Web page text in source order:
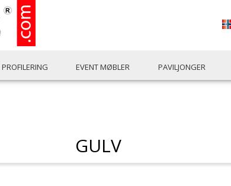
PROFILERING EVENT MØBLER PAVILJONGER
GULV